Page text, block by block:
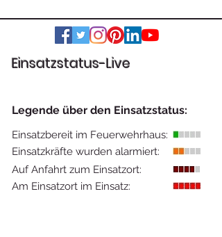
Einsatzstatus-Live
Legende über den Einsatzstatus:
Einsatzbereit im Feuerwehrhaus:
Einsatzkräfte wurden alarmiert:
Auf Anfahrt zum Einsatzort:
Am Einsatzort im Einsatz: